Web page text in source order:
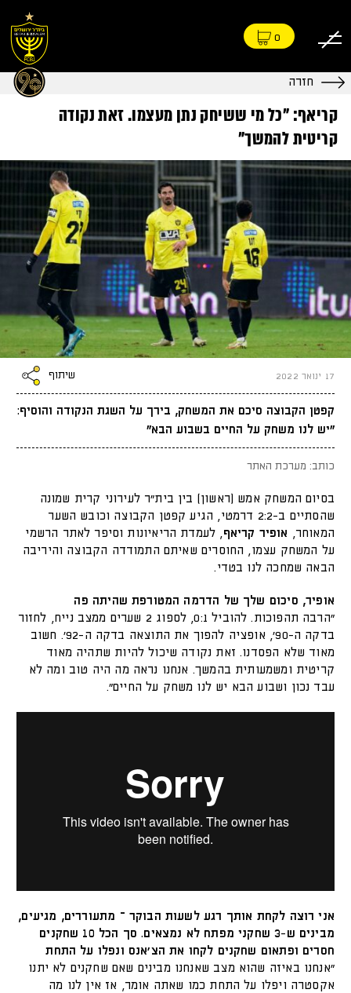
0
חזרה
קריאף: "כל מי ששיחק נתן מעצמו. זאת נקודה
קריטית להמשך"
17 ינואר 2022 שיתוף
קפטן הקבוצה סיכם את המשחק, בירך על השגת הנקודה והוסיף:
"יש לנו משחק על החיים בשבוע הבא"
כותב: מערכת האתר
בסיום המשחק אמש (ראשון) בין בית״ר לעירוני קרית שמונה
שהסתיים ב-2:2 דרמטי, הגיע קפטן הקבוצה וכובש השער
המאוחר, אופיר קריאף, לעמדת הריאיונות וסיפר לאתר הרשמי
על המשחק עצמו, החוסרים שאיתם התמודדה הקבוצה והיריבה
הבאה שמחכה לנו בטדי.
אופיר, סיכום שלך של הדרמה המטורפת שהיתה פה
"הרבה תהפוכות. להוביל 0:1, לספוג 2 שערים ממצב נייח, לחזור
בדקה ה-90׳, אופציה להפוך את התוצאה בדקה ה-92׳. חשוב
מאוד שלא הפסדנו. זאת נקודה שיכול להיות שתהיה מאוד
קריטית ומשמעותית בהמשך. אנחנו נראה מה היה טוב ומה לא
עבד נכון ושבוע הבא יש לנו משחק על החיים".
אני רוצה לקחת אותך רגע לשעות הבוקר – מתעוררים, מגיעים,
מבינים ש-3 שחקני מפתח לא נמצאים. סך הכל 10 שחקנים
חסרים ופתאום שחקנים לקחו את הצ׳אנס ונפלו על התחת
"אנחנו באיזה שהוא מצב שאנחנו מבינים שאם שחקנים לא יתנו
אקסטרה ויפלו על התחת כמו שאתה אומר, אז אין לנו מה